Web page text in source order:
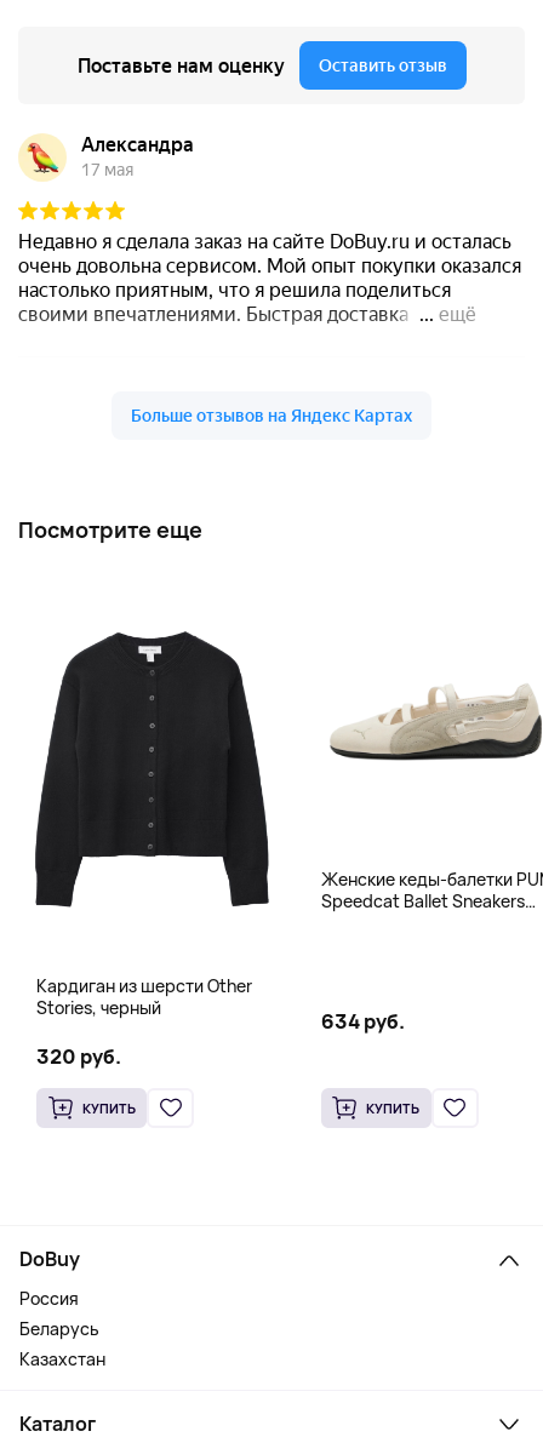
Посмотрите еще
Кардиган из шерсти Other
Stories, черный
320 руб.
КУПИТЬ
Женские кеды-балетки
Speedcat Ballet Sneakers
634 руб.
КУПИТЬ
DoBuy
Россия
Беларусь
Казахстан
Каталог